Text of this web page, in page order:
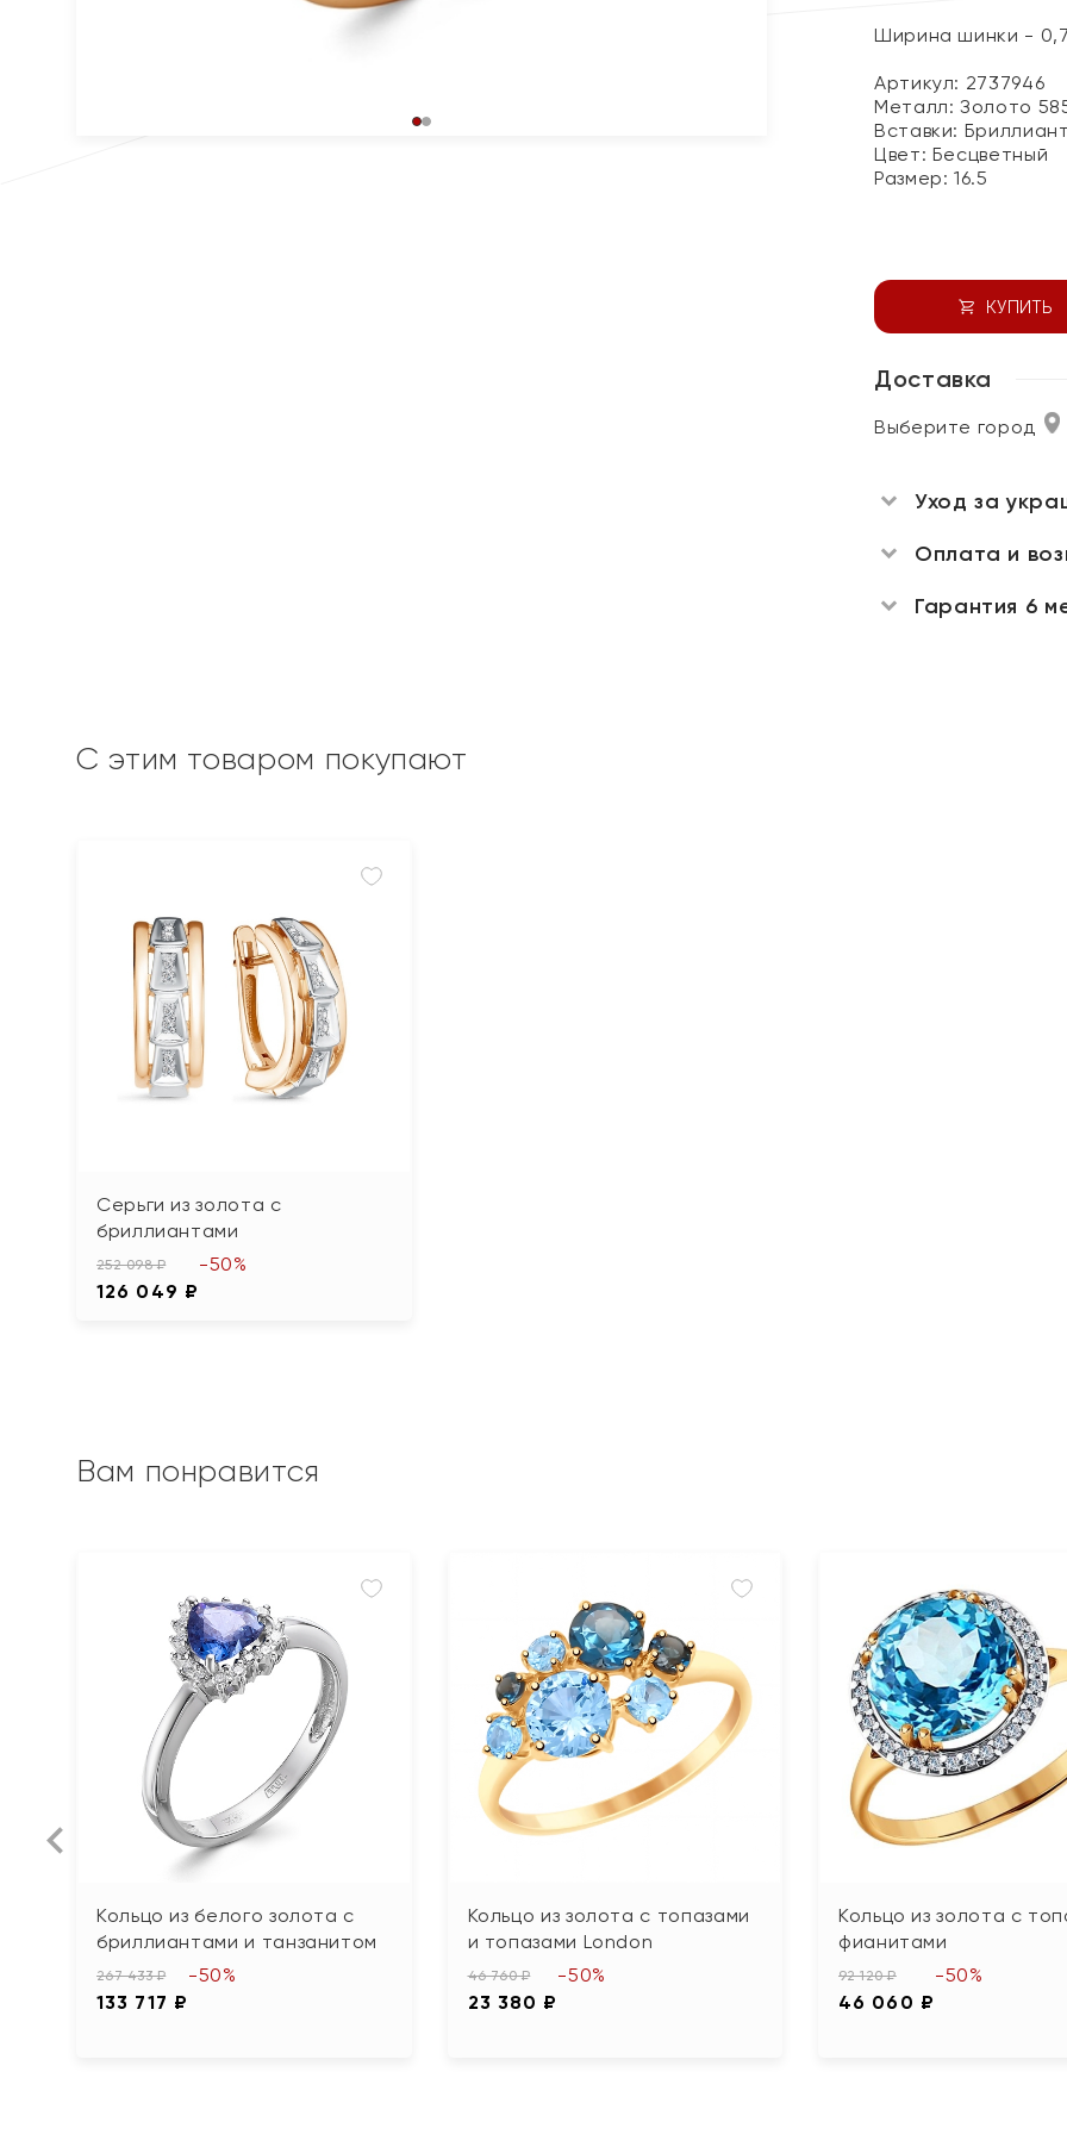
Ширина шинки -
Артикул: 2737946
Металл:Золото
Вставки: Бриллиант
Цвет: Бесцветный
Размер:16.5
КУПИТЬ
Доставка
Выберите город
Уход за
Оплата и
Гарантия 6
С этим товаром покупают
Серьги из золота с
бриллиантами
252 098 ₽
126 049 ₽
-50%
Вам понравится
Кольцо из белого золота с
бриллиантами и танзанитом
267 433 ₽
133 717 ₽
-50%
Кольцо из золота с топазами
и топазами London
46 760 ₽
23 380 ₽
-50%
Кольцо из золота с
фианитами
92 120 ₽
46 060 ₽
-50%